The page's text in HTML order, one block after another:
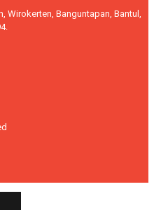
Wirokerten, Banguntapan, Bantul,